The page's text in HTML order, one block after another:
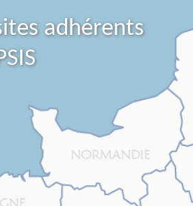
adhérents